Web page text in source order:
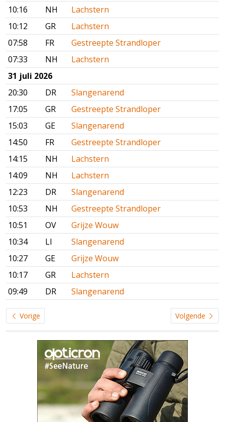
10:16
NH
Lachstern
10:12
GR
Lachstern
07:58
FR
Gestreepte Strandloper
07:33
NH
Lachstern
31 juli 2026
20:30
DR
Slangenarend
17:05
GR
Gestreepte Strandloper
15:03
GE
Slangenarend
14:50
FR
Gestreepte Strandloper
14:15
NH
Lachstern
14:09
NH
Lachstern
12:23
DR
Slangenarend
10:53
NH
Gestreepte Strandloper
10:51
OV
Grijze Wouw
10:34
LI
Slangenarend
10:27
GE
Grijze Wouw
10:17
GR
Lachstern
09:49
DR Slangenarend
Vorige Volgende